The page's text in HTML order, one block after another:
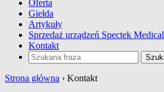
Oferta
Giełda
Artykuły
Sprzedaż urządzeń Spectek Medical
Kontakt
Strona główna › Kontakt